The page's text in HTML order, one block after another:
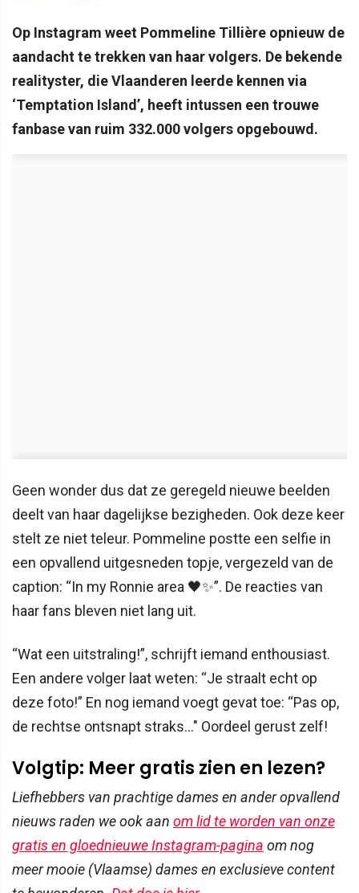
Op Instagram weet Pommeline Tillière opnieuw de
aandacht te trekken van haar volgers. De bekende
realityster, die Vlaanderen leerde kennen via
‘Temptation Island’, heeft intussen een trouwe
fanbase van ruim 332.000 volgers opgebouwd.
Geen wonder dus dat ze geregeld nieuwe beelden
deelt van haar dagelijkse bezigheden. Ook deze keer
stelt ze niet teleur. Pommeline postte een selfie in
een opvallend uitgesneden topje, vergezeld van de
caption: “In my Ronnie area 🖤✨”. De reacties van
haar fans bleven niet lang uit.
“Wat een uitstraling!”, schrijft iemand enthousiast.
Een andere volger laat weten: “Je straalt echt op
deze foto!” En nog iemand voegt gevat toe: “Pas op,
de rechtse ontsnapt straks..." Oordeel gerust zelf!
Volgtip: Meer gratis zien en lezen?
Liefhebbers van prachtige dames en ander opvallend
nieuws raden we ook aan om lid te worden van onze
gratis en gloednieuwe Instagram-pagina om nog
meer mooie (Vlaamse) dames en exclusieve content